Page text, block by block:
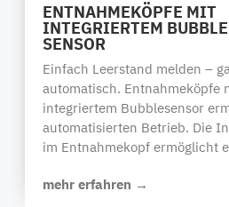
ENTNAHMEKÖPFE MIT
INTEGRIERTEM
SENSOR
Einfach Leerstand melden –
automatisch. Entnahmeköpfe
integriertem Bubblesensor
automatisierten Betrieb. Die
im Entnahmekopf ermöglicht
mehr erfahren →